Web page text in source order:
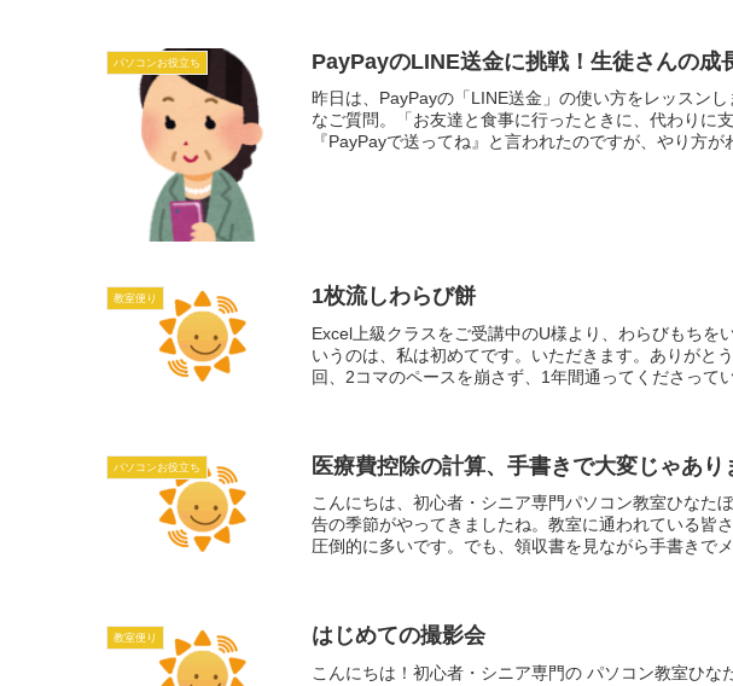
パソコンお役立ち PayPayのLINE送金に挑戦！生徒さんの成
昨日は、PayPayの「LINE送金」の使い方をレッスン
なご質問。「お友達と食事に行ったときに、代わりに
『PayPayで送ってね』と言われたのですが、やり方
教室便り 1枚流しわらび餅
Excel上級クラスをご受講中のU様より、わらびもちを
いうのは、私は初めてです。いただきます。ありがと
回、2コマのペースを崩さず、1年間通ってくださって
パソコンお役立ち 医療費控除の計算、手書きで大変じゃあり
こんにちは、初心者・シニア専門パソコン教室ひなた
告の季節がやってきましたね。教室に通われている皆
圧倒的に多いです。でも、領収書を見ながら手書きで
教室便り はじめての撮影会
こんにちは！初心者・シニア専門の パソコン教室ひな